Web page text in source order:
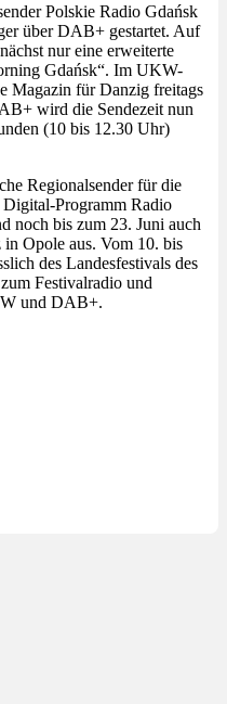
Polskie Radio Gdańsk
über DAB+ gestartet. Auf
nur eine erweiterte
Gdańsk“. Im UKW-
Magazin für Danzig freitags
wird die Sendezeit nun
(10 bis 12.30 Uhr)
Regionalsender für die
Programm Radio
noch bis zum 23. Juni auch
Opole aus. Vom 10. bis
des Landesfestivals des
Festivalradio und
und DAB+.